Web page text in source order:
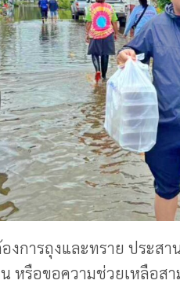
งการถุงและทราย ประสา
หรือขอความช่วยเหลือสา